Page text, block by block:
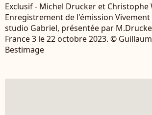
Exclusif - Michel Drucker et Christophe
Enregistrement de l'émission
studio Gabriel, présentée par
France 3 le 22 octobre 2023. ©
Bestimage